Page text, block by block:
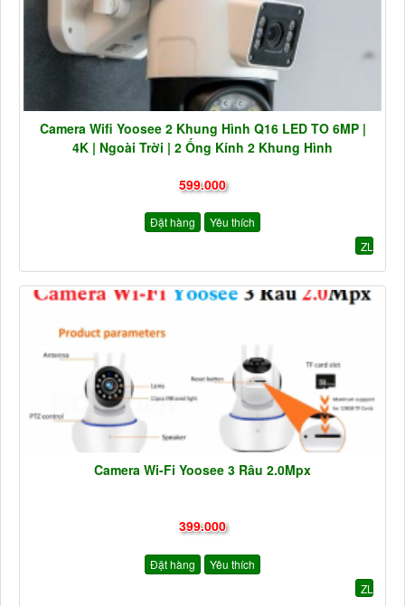
Camera Wifi Yoosee 2 Khung Hình Q16 LED TO 6MP |
4K | Ngoài Trời | 2 Ống Kính 2 Khung Hình
599.000
Đặt hàng
Yêu thích
ZL
Camera Wi-Fi Yoosee 3 Râu 2.0Mpx
399.000
Đặt hàng
Yêu thích
ZL